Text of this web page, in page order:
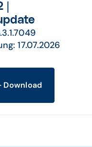
17.07.2026
Download